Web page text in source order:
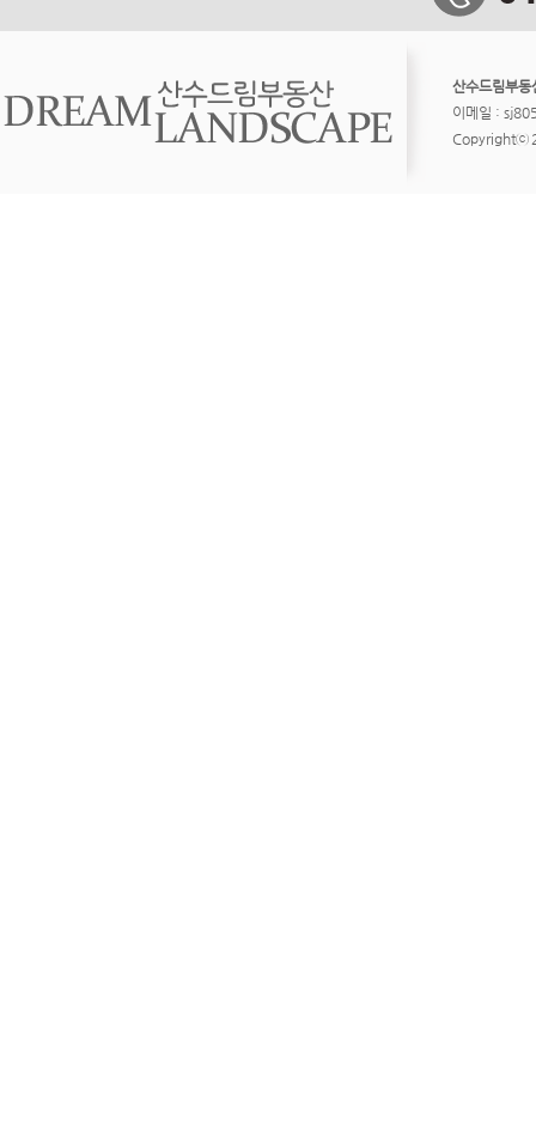
산수드림부
이메일 :
Copyrightⓒ